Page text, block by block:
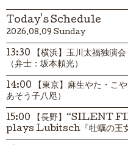
Today's Schedule
2026.08.09 Sunday
13:30 【横浜】玉川太福独演
（弁士：坂本頼光）
14:00 【東京】麻生やた・こや
あそう子八咫）
15:00 【長野】“SILENT
plays Lubitsch『牡蠣の王女